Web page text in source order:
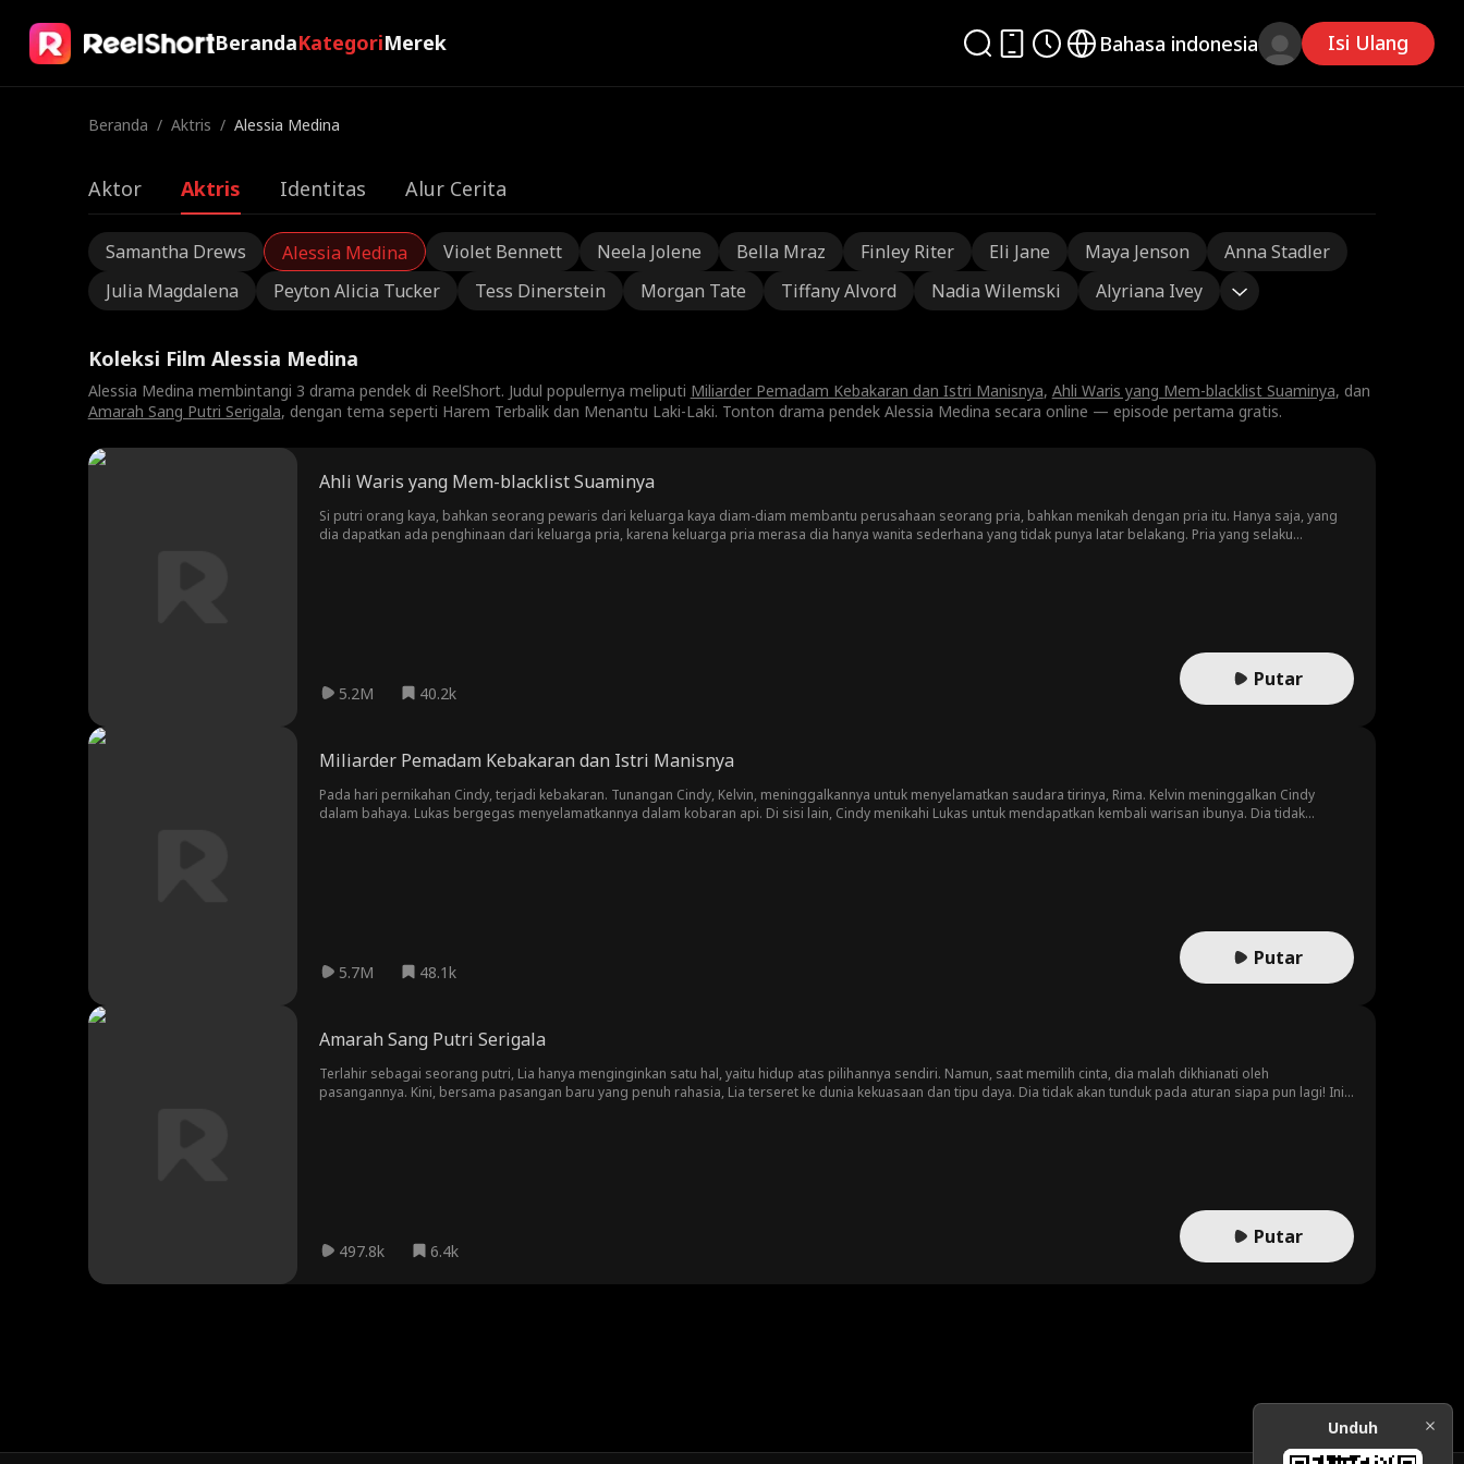
BerandaKategoriMerek Bahasa indonesia Isi Ulang
Beranda / Aktris / Alessia Medina
Aktor Aktris Identitas Alur Cerita
Samantha Drews Alessia Medina Violet Bennett Neela Jolene Bella Mraz Finley Riter Eli Jane Maya Jenson
Anna Stadler
Julia Magdalena
Peyton Alicia Tucker Tess Dinerstein Morgan Tate Tiffany Alvord Nadia Wilemski Alyriana Ivey
Koleksi Film Alessia Medina
Alessia Medina membintangi 3 drama pendek di ReelShort. Judul populernya meliputi Miliarder Pemadam Kebakaran dan Istri Manisnya, Ahli Waris yang Mem-blacklist Suaminya, dan
Amarah Sang Putri Serigala, dengan tema seperti Harem Terbalik dan Menantu Laki-Laki. Tonton drama pendek Alessia Medina secara online — episode pertama gratis.
Ahli Waris yang Mem-blacklist Suaminya
Si putri orang kaya, bahkan seorang pewaris dari keluarga kaya diam-diam membantu perusahaan seorang pria, bahkan menikah dengan pria itu. Hanya saja, yang
dia dapatkan ada penghinaan dari keluarga pria, karena keluarga pria merasa dia hanya wanita sederhana yang tidak punya latar belakang. Pria yang selaku
5.2M 40.2k
Putar
Miliarder Pemadam Kebakaran dan Istri Manisnya
Pada hari pernikahan Cindy, terjadi kebakaran. Tunangan Cindy, Kelvin, meninggalkannya untuk menyelamatkan saudara tirinya, Rima. Kelvin meninggalkan Cindy
dalam bahaya. Lukas bergegas menyelamatkannya dalam kobaran api. Di sisi lain, Cindy menikahi Lukas untuk mendapatkan kembali warisan ibunya. Dia tidak
5.7M 48.1k
Putar
Amarah Sang Putri Serigala
Terlahir sebagai seorang putri, Lia hanya menginginkan satu hal, yaitu hidup atas pilihannya sendiri. Namun, saat memilih cinta, dia malah dikhianati oleh
pasangannya. Kini, bersama pasangan baru yang penuh rahasia, Lia terseret ke dunia kekuasaan dan tipu daya. Dia tidak akan tunduk pada aturan siapa pun lagi! Ini
497.8k 6.4k
Putar
Unduh